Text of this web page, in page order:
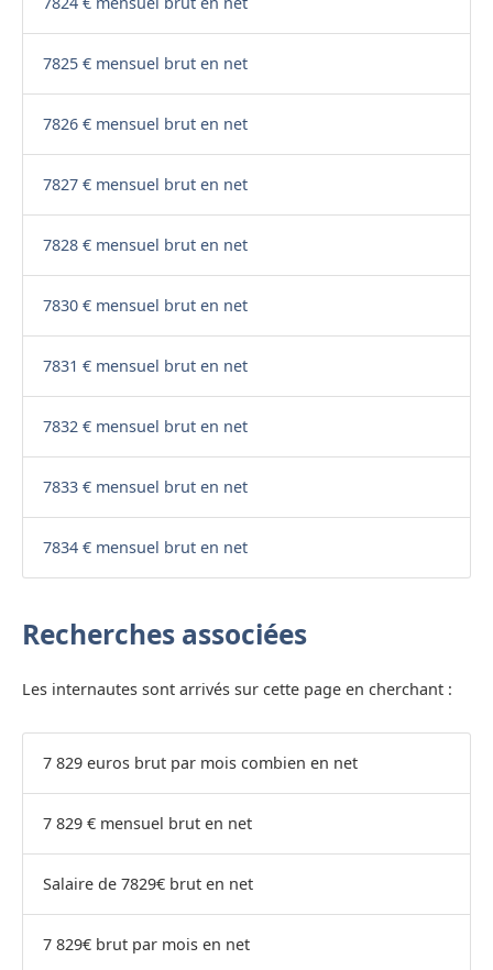
7825 € mensuel brut en net
7826 € mensuel brut en net
7827 € mensuel brut en net
7828 € mensuel brut en net
7830 € mensuel brut en net
7831 € mensuel brut en net
7832 € mensuel brut en net
7833 € mensuel brut en net
7834 € mensuel brut en net
Recherches associées
Les internautes sont arrivés sur cette page en cherchant :
7 829 euros brut par mois combien en net
7 829 € mensuel brut en net
Salaire de 7829€ brut en net
7 829€ brut par mois en net